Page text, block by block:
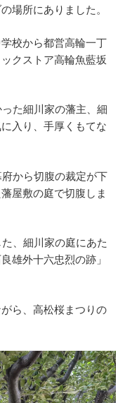
場所にありました。
校から都営高輪一丁
クストア高輪魚藍坂
た細川家の藩主、細
入り、手厚くもてな
から切腹の裁定が下
屋敷の庭で切腹しま
、細川家の庭にあた
雄外十六忠烈の跡」
ら、高松桜まつりの